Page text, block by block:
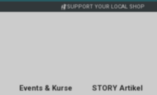
SUPPORT YOUR LOCAL SHOP
Events & Kurse STORY Artikel